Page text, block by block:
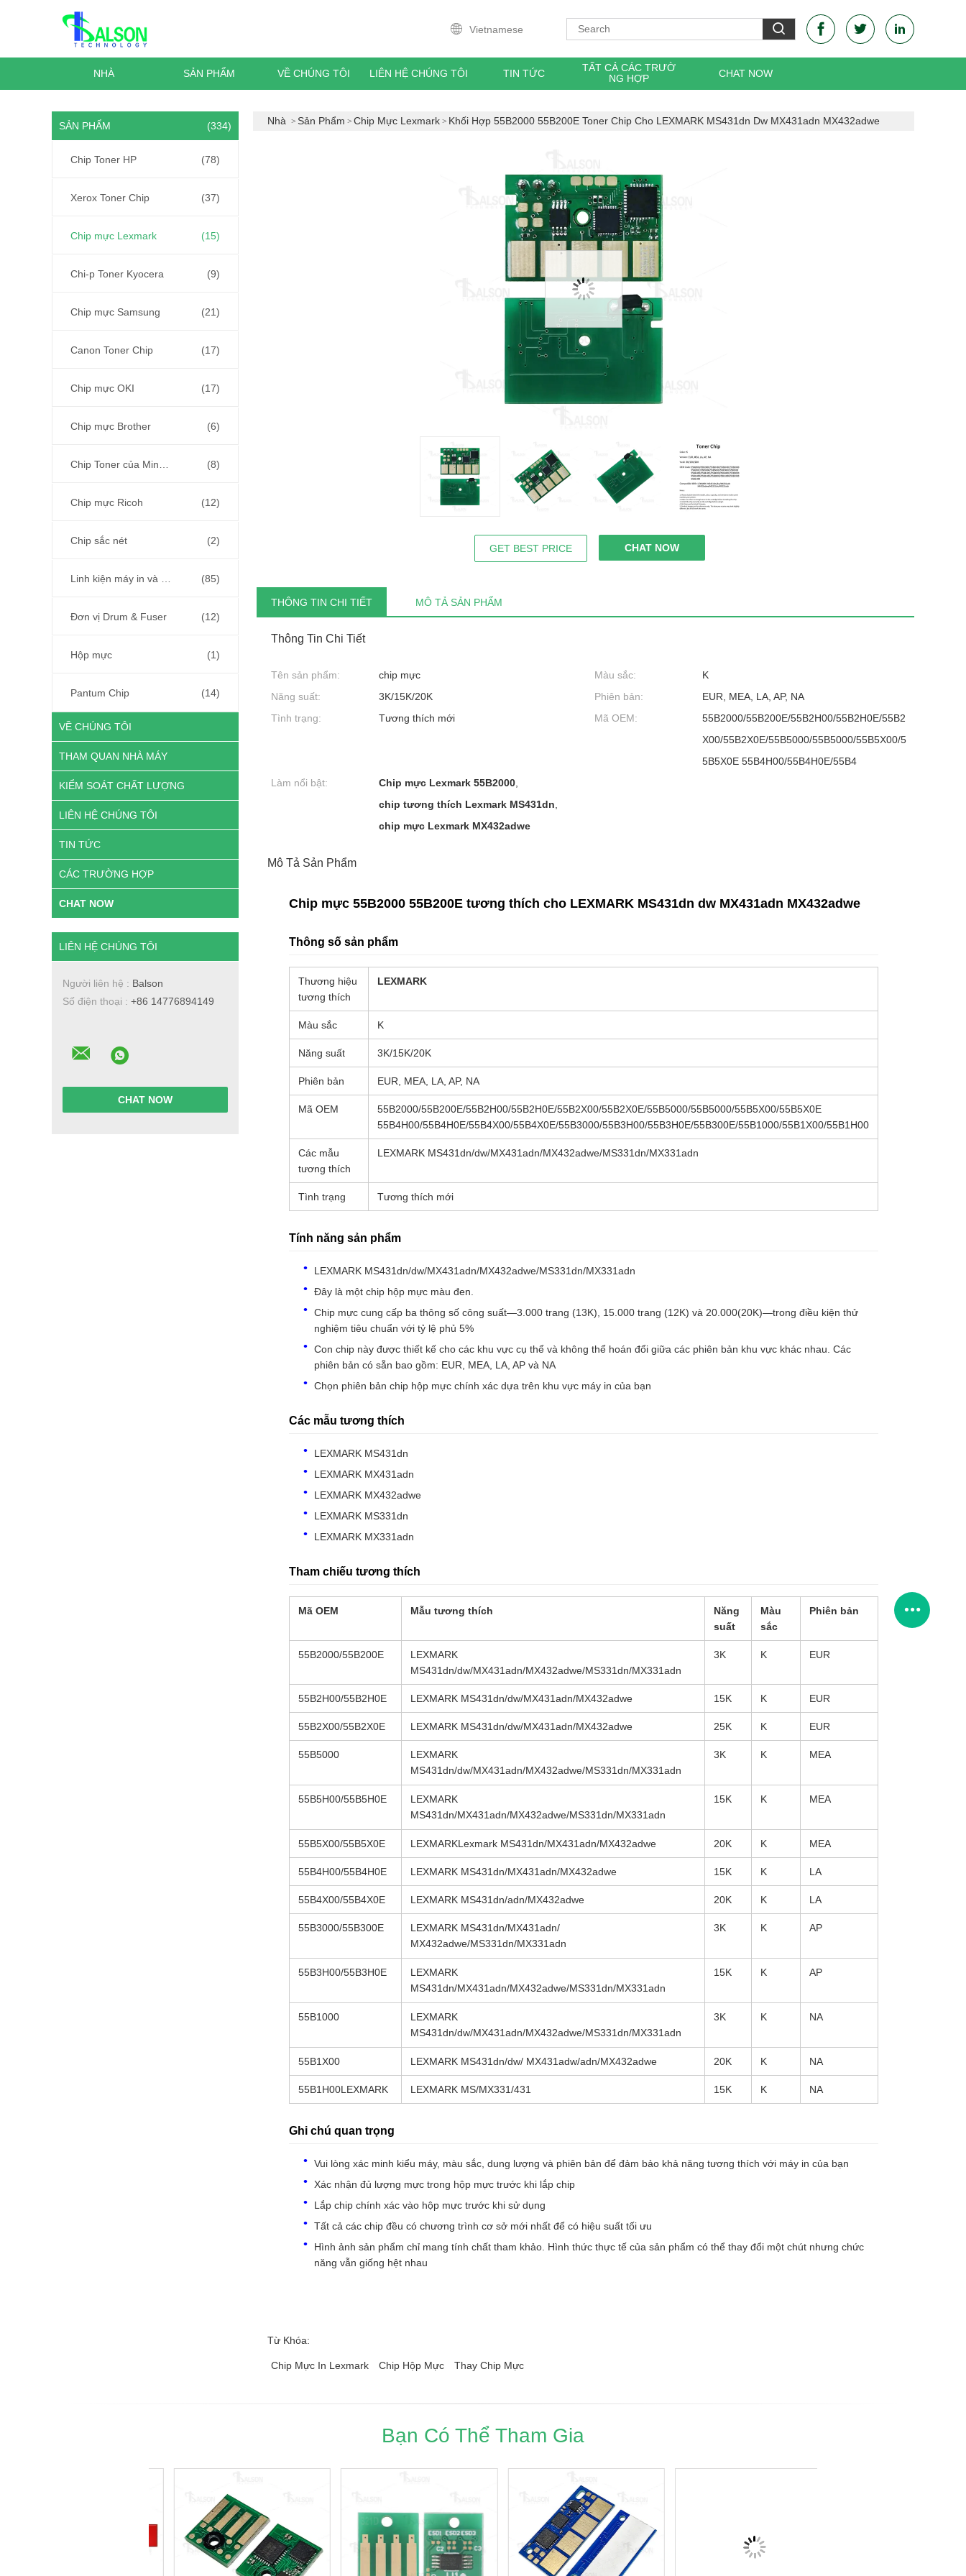
Vietnamese
NHÀ SẢN PHẨM VỀ CHÚNG TÔI LIÊN HỆ CHÚNG TÔI TIN TỨC
TẤT CẢ CÁC TRƯỜ
NG HỢP
CHAT NOW
SẢN PHẨM (334)
Chip Toner HP (78)
Xerox Toner Chip (37)
Chip mực Lexmark (15)
Chi-p Toner Kyocera (9)
Chip mực Samsung (21)
Canon Toner Chip (17)
Chip mực OKI (17)
Chip mực Brother (6)
(8)
Chip mực Ricoh (12)
Chip sắc nét (2)
(85)
Đơn vị Drum & Fuser (12)
Hộp mực (1)
Pantum Chip (14)
VỀ CHÚNG TÔI
THAM QUAN NHÀ MÁY
KIỂM SOÁT CHẤT LƯỢNG
LIÊN HỆ CHÚNG TÔI
TIN TỨC
CÁC TRƯỜNG HỢP
CHAT NOW
LIÊN HỆ CHÚNG TÔI
Người liên hệ : Balson
Số điện thoại : +86 14776894149
CHAT NOW
Nhà Sản Phẩm Chip Mực Lexmark Khối Hợp 55B2000 55B200E Toner Chip Cho LEXMARK MS431dn Dw MX431adn MX432adwe
GET BEST PRICE CHAT NOW
THÔNG TIN CHI TIẾT MÔ TẢ SẢN PHẨM
Thông Tin Chi Tiết
Tên sản phẩm: chip mực Màu sắc:
K
Năng suất:
3K/15K/20K Phiên bản:
EUR, MEA, LA, AP, NA
Tình trạng:
Tương thích mới Mã OEM:
55B2000/55B200E/55B2H00/55B2H0E/55B2
X00/55B2X0E/55B5000/55B5000/55B5X00/5
5B5X0E 55B4H00/55B4H0E/55B4
Làm nổi bật:
Chip mực Lexmark 55B2000
chip tương thích Lexmark MS431dn
chip mực Lexmark MX432adwe
Mô Tả Sản Phẩm
Chip mực 55B2000 55B200E tương thích cho LEXMARK MS431dn dw MX431adn MX432adwe
Thông số sản phẩm
Thương hiệu
tương thích
LEXMARK
Màu sắc K
Năng suất 3K/15K/20K
Phiên bản EUR, MEA, LA, AP, NA
Mã OEM
55B2000/55B200E/55B2H00/55B2H0E/55B2X00/55B2X0E/55B5000/55B5000/55B5X00/55B5X0E
55B4H00/55B4H0E/55B4X00/55B4X0E/55B3000/55B3H00/55B3H0E/55B300E/55B1000/55B1X00/55B1H00
Các mẫu
tương thích
LEXMARK MS431dn/dw/MX431adn/MX432adwe/MS331dn/MX331adn
Tình trạng Tương thích mới
Tính năng sản phẩm
LEXMARK MS431dn/dw/MX431adn/MX432adwe/MS331dn/MX331adn
Đây là một chip hộp mực màu đen.
Chip mực cung cấp ba thông số công suất—3.000 trang (13K), 15.000 trang (12K) và 20.000(20K)—trong điều kiện thử
nghiệm tiêu chuẩn với tỷ lệ phủ 5%
Con chip này được thiết kế cho các khu vực cụ thể và không thể hoán đổi giữa các phiên bản khu vực khác nhau. Các
phiên bản có sẵn bao gồm: EUR, MEA, LA, AP và NA
Chọn phiên bản chip hộp mực chính xác dựa trên khu vực máy in của bạn
Các mẫu tương thích
LEXMARK MS431dn
LEXMARK MX431adn
LEXMARK MX432adwe
LEXMARK MS331dn
LEXMARK MX331adn
Tham chiếu tương thích
Mã OEM Mẫu tương thích
Năng
suất
Màu
sắc
Phiên bản
55B2000/55B200E
LEXMARK
MS431dn/dw/MX431adn/MX432adwe/MS331dn/MX331adn
3K K EUR
55B2H00/55B2H0E LEXMARK MS431dn/dw/MX431adn/MX432adwe 15K K EUR
55B2X00/55B2X0E LEXMARK MS431dn/dw/MX431adn/MX432adwe 25K K EUR
55B5000
LEXMARK
MS431dn/dw/MX431adn/MX432adwe/MS331dn/MX331adn
3K K MEA
55B5H00/55B5H0E
LEXMARK
MS431dn/MX431adn/MX432adwe/MS331dn/MX331adn
15K K MEA
55B5X00/55B5X0E LEXMARKLexmark MS431dn/MX431adn/MX432adwe 20K K MEA
55B4H00/55B4H0E LEXMARK MS431dn/MX431adn/MX432adwe 15K K LA
55B4X00/55B4X0E LEXMARK MS431dn/adn/MX432adwe 20K K LA
55B3000/55B300E
LEXMARK MS431dn/MX431adn/
MX432adwe/MS331dn/MX331adn
3K K AP
55B3H00/55B3H0E
LEXMARK
MS431dn/MX431adn/MX432adwe/MS331dn/MX331adn
15K K AP
55B1000
LEXMARK
MS431dn/dw/MX431adn/MX432adwe/MS331dn/MX331adn
3K K NA
55B1X00 LEXMARK MS431dn/dw/ MX431adw/adn/MX432adwe 20K K NA
55B1H00LEXMARK LEXMARK MS/MX331/431 15K K NA
Ghi chú quan trọng
Vui lòng xác minh kiểu máy, màu sắc, dung lượng và phiên bản để đảm bảo khả năng tương thích với máy in của bạn
Xác nhận đủ lượng mực trong hộp mực trước khi lắp chip
Lắp chip chính xác vào hộp mực trước khi sử dụng
Tất cả các chip đều có chương trình cơ sở mới nhất để có hiệu suất tối ưu
Hình ảnh sản phẩm chỉ mang tính chất tham khảo. Hình thức thực tế của sản phẩm có thể thay đổi một chút nhưng chức
năng vẫn giống hệt nhau
Từ Khóa:
Chip Mực In Lexmark Chip Hộp Mực Thay Chip Mực
Bạn Có Thể Tham Gia